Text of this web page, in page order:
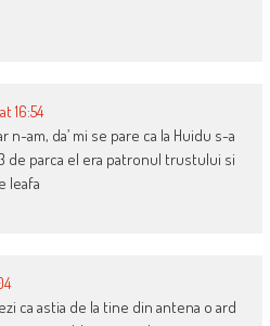
16:54
n-am, da’ mi se pare ca la Huidu s-a
de parca el era patronul trustului si
leafa
ca astia de la tine din antena o ard